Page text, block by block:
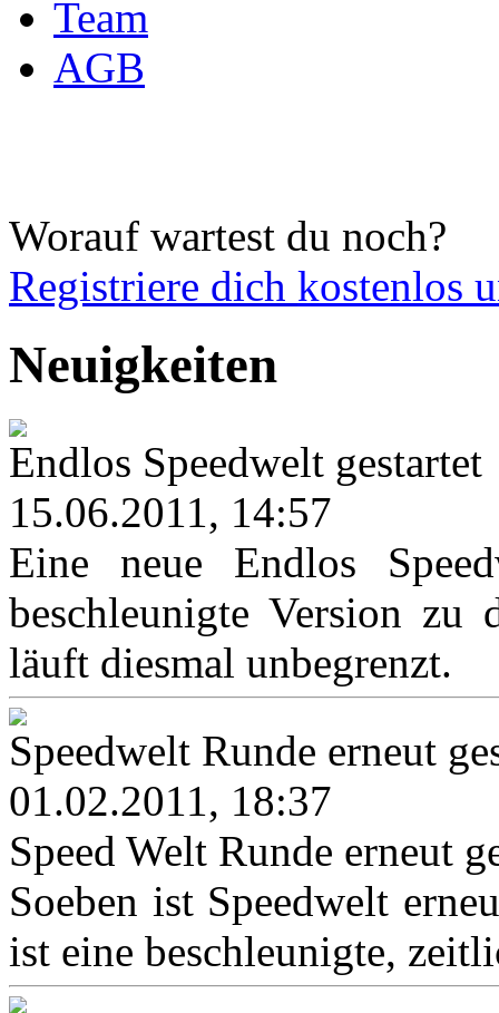
Team
AGB
Worauf wartest du noch?
Registriere dich kostenlos
Neuigkeiten
Endlos Speedwelt gestartet
15.06.2011, 14:57
Eine neue Endlos
beschleunigte Version zu
läuft diesmal unbegrenzt.
Speedwelt Runde erneut
01.02.2011, 18:37
Speed Welt Runde erneut
Soeben ist Speedwelt
ist eine beschleunigte,